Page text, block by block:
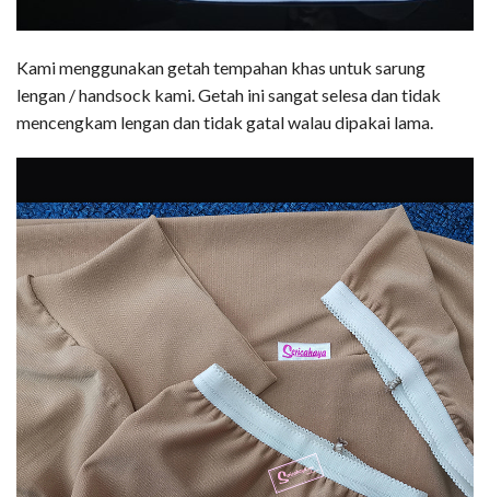
Kami menggunakan getah tempahan khas untuk sarung
lengan / handsock kami. Getah ini sangat selesa dan tidak
mencengkam lengan dan tidak gatal walau dipakai lama.